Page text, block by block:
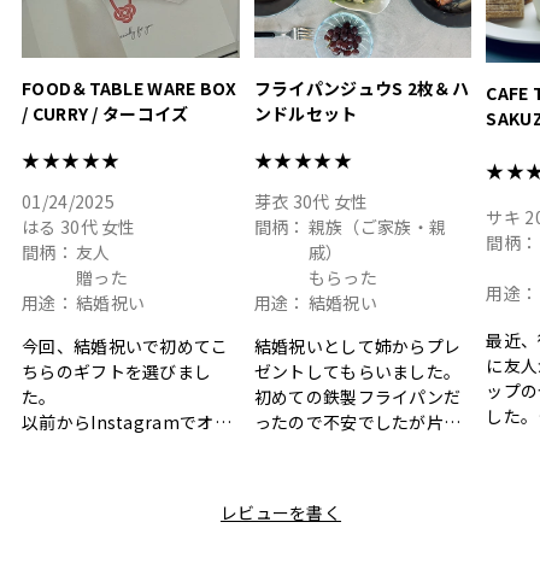
FOOD＆TABLE WARE BOX
/ CURRY / ターコイズ
★★★★★
01/24/2025
はる 30代 女性
間柄： 友人
贈った
用途： 結婚祝い
今回、結婚祝いで初めてこ
ちらのギフトを選びまし
た。
以前からInstagramでオシ
と大好きなカレーのセット
フライパンジュウS 2枚＆ハ
ンドルセット
★★★★★
芽衣 30代 女性
間柄： 親族（ご家族・親
戚）
もらった
用途： 結婚祝い
結婚祝いとして姉からプレ
ゼントしてもらいました。
初めての鉄製フライパンだ
ったので不安でしたが片手
利です。洗い物も減って一
CAFE
サキ
間柄：
用途：
最近
に友
ップ
した。
レビューを書く